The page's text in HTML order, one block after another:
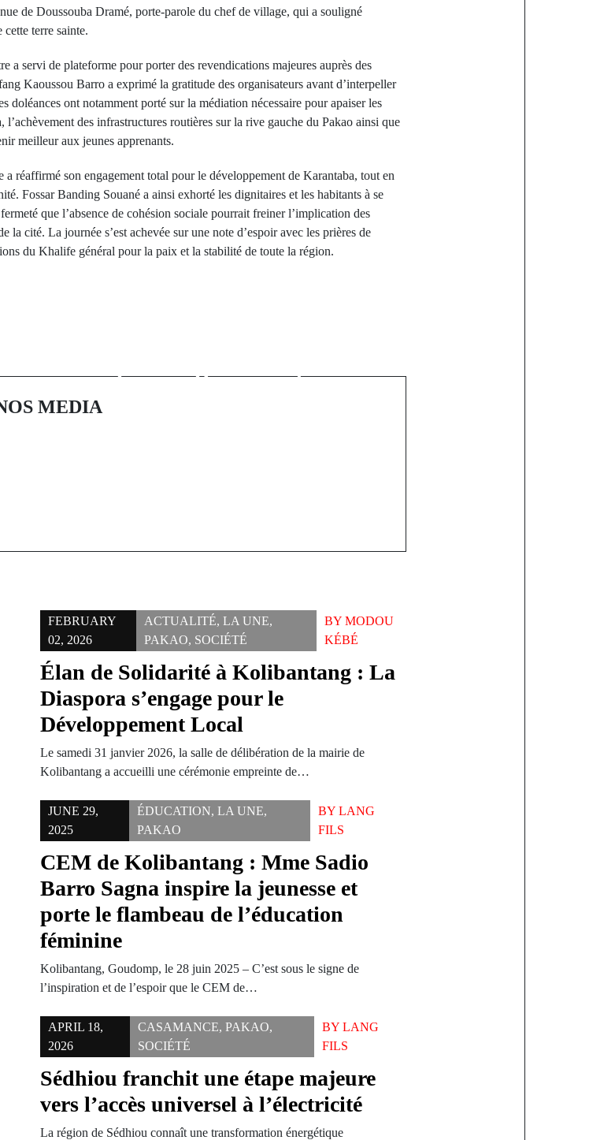
de Doussouba Dramé, porte-parole du chef de village, qui a souligné
terre sainte.
a servi de plateforme pour porter des revendications majeures auprès des
Kaoussou Barro a exprimé la gratitude des organisateurs avant d’interpeller
doléances ont notamment porté sur la médiation nécessaire pour apaiser les
des infrastructures routières sur la rive gauche du Pakao ainsi que
meilleur aux jeunes apprenants.
réaffirmé son engagement total pour le développement de Karantaba, tout en
Fossar Banding Souané a ainsi exhorté les dignitaires et les habitants à se
que l’absence de cohésion sociale pourrait freiner l’implication des
la cité. La journée s’est achevée sur une note d’espoir avec les prières de
du Khalife général pour la paix et la stabilité de toute la région.
Lamine Diawara à la mairie
MEDIA
FEBRUARY
02, 2026
ACTUALITÉ,LA UNE,
PAKAO, SOCIÉTÉ
BY MODOU
KÉBÉ
Élan de Solidarité à Kolibantang : La
Diaspora s’engage pour le
Développement Local
Le samedi 31 janvier 2026, la salle de délibération de la mairie de
Kolibantang a accueilli une cérémonie empreinte de…
JUNE 29,
2025
ÉDUCATION,LA UNE,
PAKAO
BYLANG
FILS
CEM de Kolibantang : Mme Sadio
Barro Sagna inspire la jeunesse et
porte le flambeau de l’éducation
féminine
Kolibantang, Goudomp, le 28 juin 2025 – C’est sous le signe de
l’inspiration et de l’espoir que le CEM de…
APRIL 18,
2026
CASAMANCE,PAKAO,
SOCIÉTÉ
BYLANG
FILS
Sédhiou franchit une étape majeure
vers l’accès universel à l’électricité
La région de Sédhiou connaît une transformation énergétique